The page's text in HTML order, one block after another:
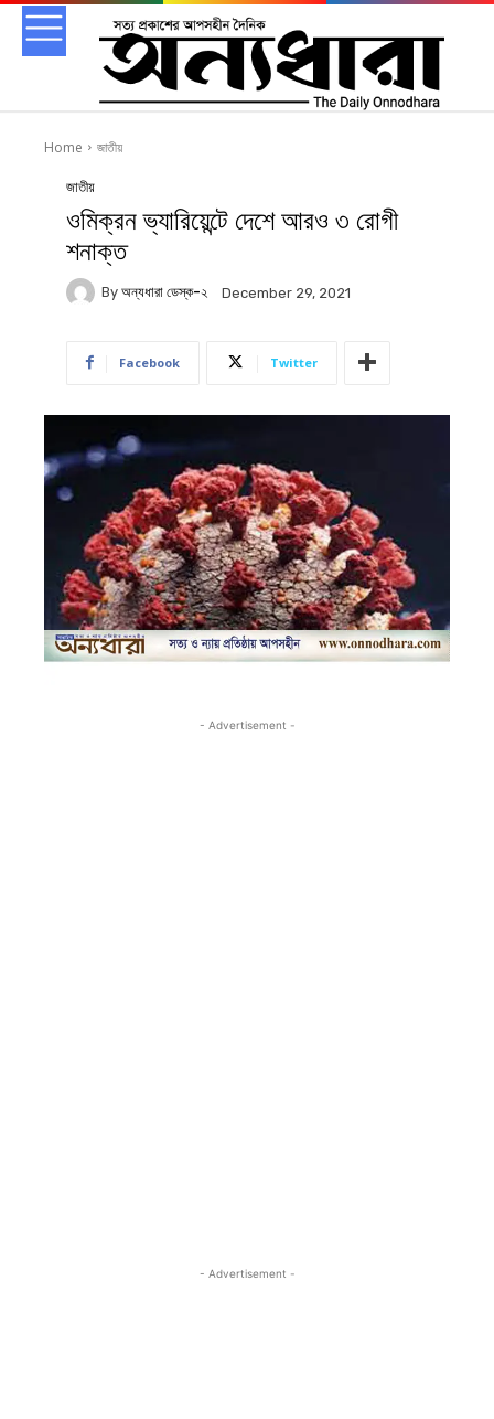
Home জাতীয়
জাতীয়
ওমিক্রন ভ্যারিয়েন্টে দেশে আরও ৩ রোগী
শনাক্ত
By অন্যধারা ডেস্ক-২ December 29, 2021
Facebook Twitter
- Advertisement -
- Advertisement -